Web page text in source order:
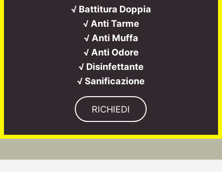
√ Battitura Doppia
√ Anti Tarme
√ Anti Muffa
√ Anti Odore
√ Disinfettante
√ Sanificazione
RICHIEDI